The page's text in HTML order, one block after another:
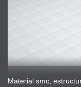
Material smc,